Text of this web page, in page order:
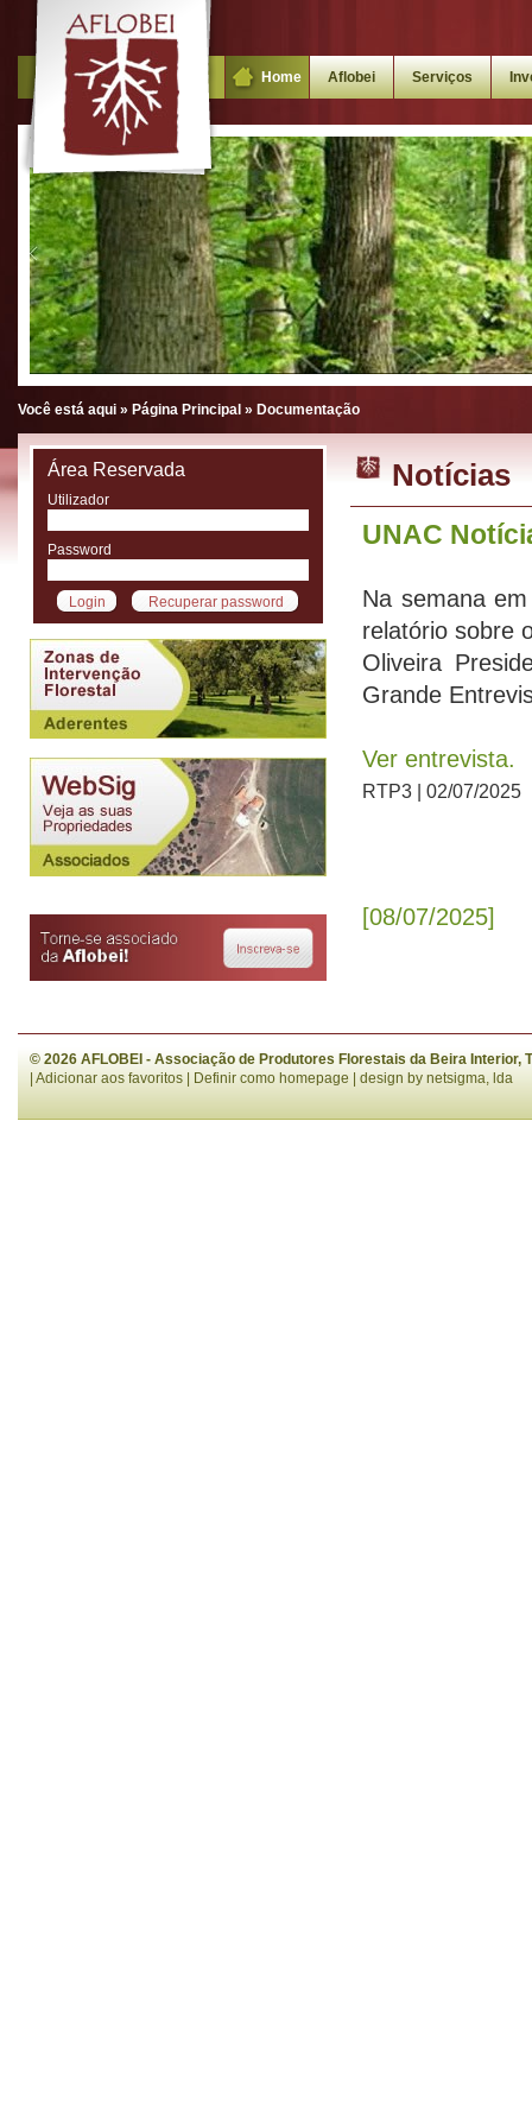
Home Aflobei Serviços
Você está aqui » Página Principal » Documentação
Área Reservada
Utilizador
Password
Notícias
UNAC
Na semana
relatório sobre
Oliveira
Grande
Ver entrevista.
RTP3 | 02/07/2025
[08/07/2025]
© 2026 AFLOBEI - Associação de Produtores Florestais da Beira Interior,
Adicionar aos favoritos Definir como homepage | design by netsigma, lda